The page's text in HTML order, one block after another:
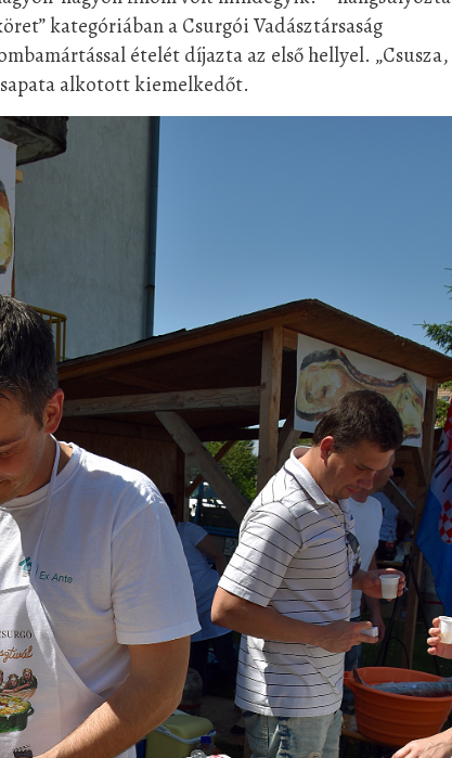
kategóriában a Csurgói Vadásztársaság
ételét díjazta az első hellyel. „Csusza,
alkotott kiemelkedőt.